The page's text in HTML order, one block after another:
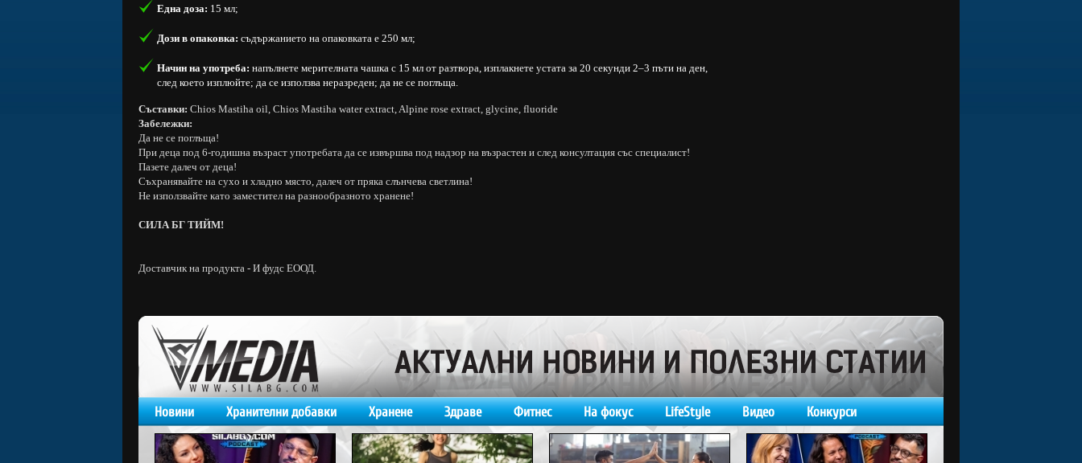
Една доза: 15 мл;
Дози в опаковка: съдържанието на опаковката е 250 мл;
Начин на употреба: напълнете мерителната чашка с 15 мл от разтвора, изплакнете устата за 20 секунди 2–3 пъти на ден,
след което изплюйте; да се използва неразреден; да не се поглъща.
Съставки: Chios Mastiha oil, Chios Mastiha water extract, Alpine rose extract, glycine, fluoride
Забележки:
Да не се поглъща!
При деца под 6-годишна възраст употребата да се извършва под надзор на възрастен и след консултация със специалист!
Пазете далеч от деца!
Съхранявайте на сухо и хладно място, далеч от пряка слънчева светлина!
Не използвайте като заместител на разнообразното хранене!
СИЛА БГ ТИЙМ!
Доставчик на продукта - И фудс ЕООД.
Новини Хранителни добавки Хранене Здраве Фитнес На фокус LifeStyle Видео Конкурси